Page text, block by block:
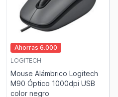
Ahorras 6.000
LOGITECH
Mouse Alámbrico Logitech
M90 Óptico 1000dpi USB
color negro